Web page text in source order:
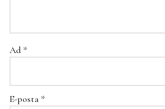
Ad *
E-posta *